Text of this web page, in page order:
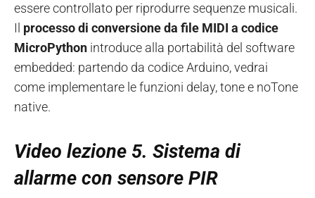
essere controllato per riprodurre sequenze musicali.
Il processo di conversione da file MIDI a codice
MicroPython introduce alla portabilità del software
embedded: partendo da codice Arduino, vedrai
come implementare le funzioni delay, tone e noTone
native.
Video lezione 5. Sistema di
allarme con sensore PIR